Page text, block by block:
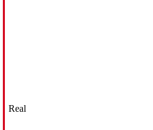
Real